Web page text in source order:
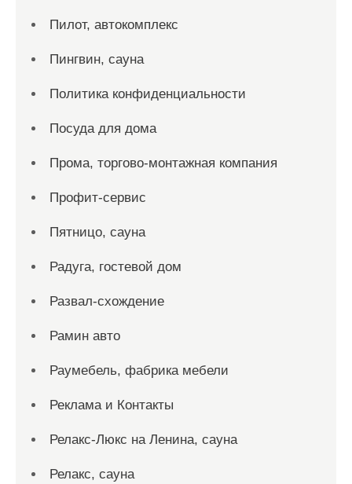
Пилот, автокомплекс
Пингвин, сауна
Политика конфиденциальности
Посуда для дома
Прома, торгово-монтажная компания
Профит-сервис
Пятницо, сауна
Радуга, гостевой дом
Развал-схождение
Рамин авто
Раумебель, фабрика мебели
Реклама и Контакты
Релакс-Люкс на Ленина, сауна
Релакс, сауна